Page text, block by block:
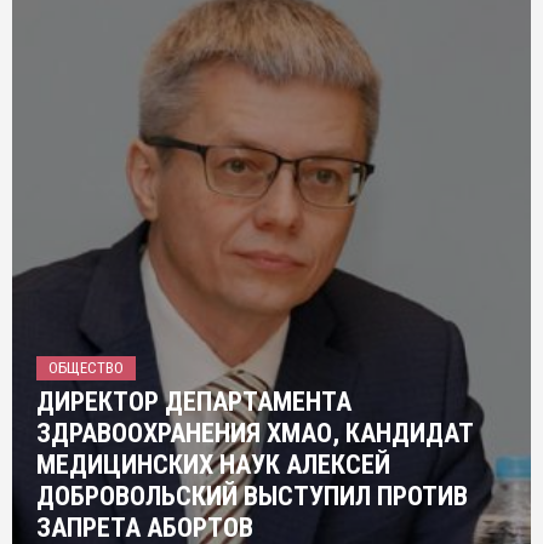
ОБЩЕСТВО
ДИРЕКТОР ДЕПАРТАМЕНТА
ЗДРАВООХРАНЕНИЯ ХМАО, КАНДИДАТ
МЕДИЦИНСКИХ НАУК АЛЕКСЕЙ
ДОБРОВОЛЬСКИЙ ВЫСТУПИЛ ПРОТИВ
ЗАПРЕТА АБОРТОВ